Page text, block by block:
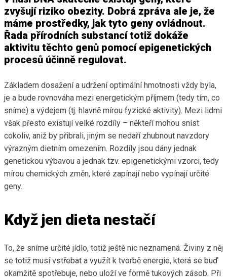
zvyšují riziko obezity. Dobrá zpráva ale je, že
máme prostředky, jak tyto geny ovládnout.
Řada přírodních substancí totiž dokáže
aktivitu těchto genů pomocí epigenetických
procesů účinně regulovat.
Základem dosažení a udržení optimální hmotnosti vždy byla,
je a bude rovnováha mezi energetickým příjmem (tedy tím, co
sníme) a výdejem (tj. hlavně mírou fyzické aktivity). Mezi lidmi
však přesto existují velké rozdíly – někteří mohou sníst
cokoliv, aniž by přibrali, jiným se nedaří zhubnout navzdory
výrazným dietním omezením. Rozdíly jsou dány jednak
genetickou výbavou a jednak tzv. epigenetickými vzorci, tedy
mírou chemických změn, které zapínají nebo vypínají určité
geny.
Když jen dieta nestačí
To, že sníme určité jídlo, totiž ještě nic neznamená. Živiny z něj
se totiž musí vstřebat a využít k tvorbě energie, která se buď
okamžitě spotřebuje, nebo uloží ve formě tukových zásob. Při